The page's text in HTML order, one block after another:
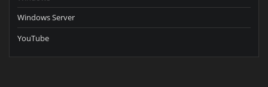
Windows Server
YouTube